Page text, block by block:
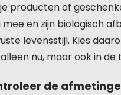
producten of
mee en zijn biologisch
levensstijl. Kies
nu, maar ook in
de